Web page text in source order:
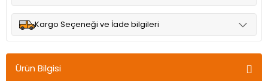
Kargo Seçeneği ve İade bilgileri
adresinize teslim edilir.
Ürün Bilgisi